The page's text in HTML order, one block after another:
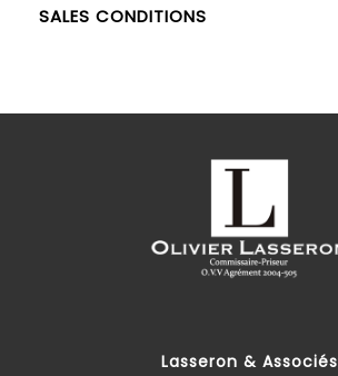
SALES CONDITIONS
Lasseron & Associés